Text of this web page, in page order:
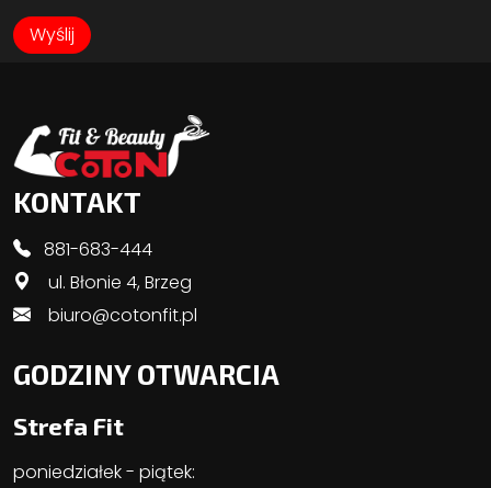
KONTAKT
881-683-444
ul. Błonie 4, Brzeg
biuro@cotonfit.pl
GODZINY OTWARCIA
Strefa Fit
poniedziałek - piątek: